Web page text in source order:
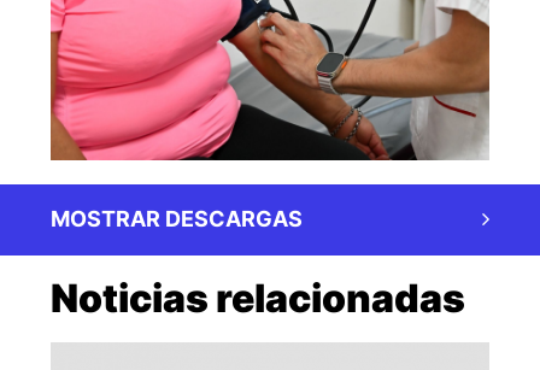
MOSTRAR DESCARGAS
Noticias relacionadas